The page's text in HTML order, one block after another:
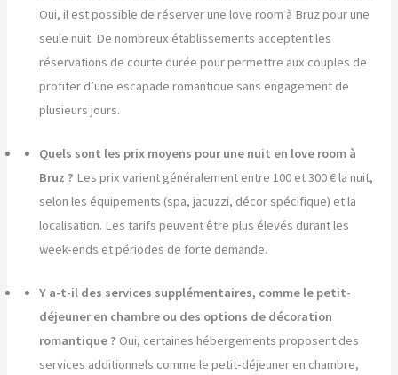
Oui, il est possible de réserver une love room à Bruz pour une
seule nuit. De nombreux établissements acceptent les
réservations de courte durée pour permettre aux couples de
profiter d’une escapade romantique sans engagement de
plusieurs jours.
Quels sont les prix moyens pour une nuit en love room à
Bruz ? Les prix varient généralement entre 100 et 300 € la nuit,
selon les équipements (spa, jacuzzi, décor spécifique) et la
localisation. Les tarifs peuvent être plus élevés durant les
week-ends et périodes de forte demande.
Y a-t-il des services supplémentaires, comme le petit-
déjeuner en chambre ou des options de décoration
romantique ? Oui, certaines hébergements proposent des
services additionnels comme le petit-déjeuner en chambre,